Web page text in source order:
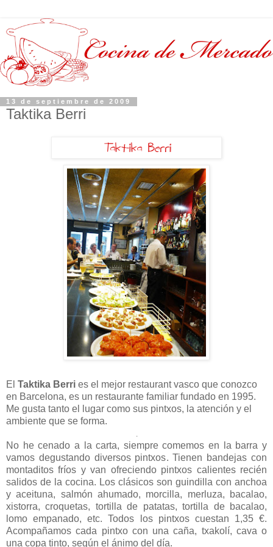
13 de septiembre de 2009
Taktika Berri
El Taktika Berri es el mejor restaurant vasco que conozco
en Barcelona, es un restaurante familiar fundado en 1995.
Me gusta tanto el lugar como sus pintxos, la atención y el
ambiente que se forma.
.
No he cenado a la carta, siempre comemos en la barra y
vamos degustando diversos pintxos. Tienen bandejas con
montaditos fríos y van ofreciendo pintxos calientes recién
salidos de la cocina. Los clásicos son guindilla con anchoa
y aceituna, salmón ahumado, morcilla, merluza, bacalao,
xistorra, croquetas, tortilla de patatas, tortilla de bacalao,
lomo empanado, etc. Todos los pintxos cuestan 1,35 €.
Acompañamos cada pintxo con una caña, txakolí, cava o
una copa tinto, según el ánimo del día.